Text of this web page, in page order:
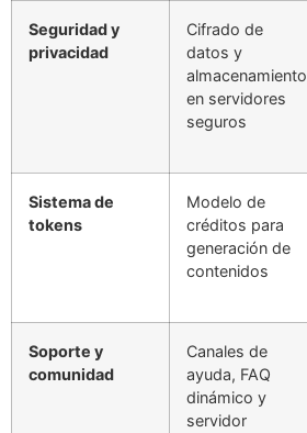
Seguridad y
privacidad
Cifrado de
datos y
almacenamiento
en servidores
seguros
Sistema de
tokens
Modelo de
créditos para
generación de
contenidos
Soporte y
comunidad
Canales de
ayuda, FAQ
dinámico y
servidor